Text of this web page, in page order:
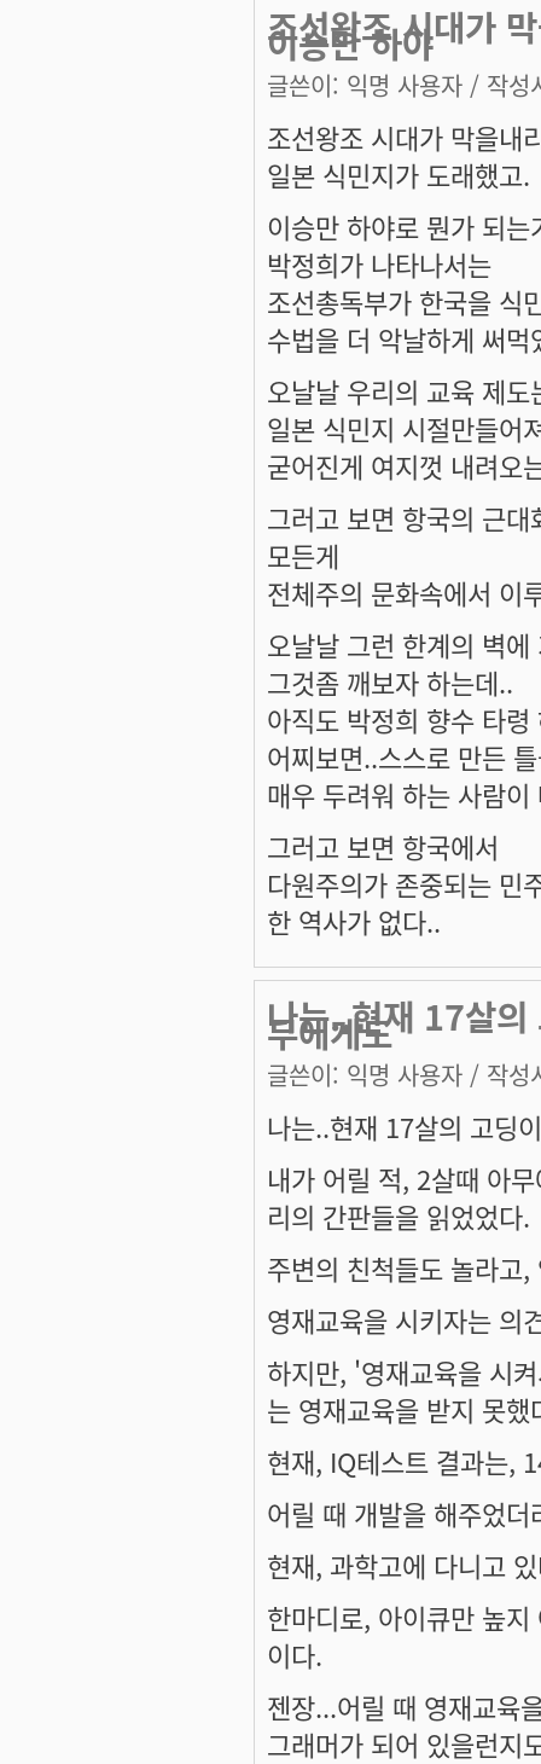
조선왕조 시대가
이승만 하야
글쓴이: 익명 사용자 / 작성
조선왕조 시대가 막을내
일본 식민지가 도래했고.
이승만 하야로 뭔가 되는
박정희가 나타나서는
조선총독부가 한국을 식
수법을 더 악날하게 써먹
오날날 우리의 교육 제도
일본 식민지 시절만들어
굳어진게 여지껏 내려오
그러고 보면 항국의 근대
모든게
전체주의 문화속에서 이
오날날 그런 한계의 벽에
그것좀 깨보자 하는데..
아직도 박정희 향수 타령
어찌보면..스스로 만든
매우 두려워 하는 사람
그러고 보면 항국에서
다원주의가 존중되는 민
한 역사가 없다..
나는..현재 17살
무에게도
글쓴이: 익명 사용자 / 작성
나는..현재 17살의 고딩
내가 어릴 적, 2살때 아
리의 간판들을 읽었었다.
주변의 친척들도 놀라고
영재교육을 시키자는 의
하지만, '영재교육을 시
는 영재교육을 받지 못했
현재, IQ테스트 결과는,
어릴 때 개발을 해주었
현재, 과학고에 다니고
한마디로, 아이큐만 높
이다.
젠장...어릴 때 영재교육
그래머가 되어 있을런지